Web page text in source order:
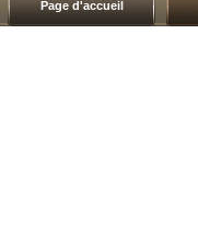
Page d'accueil